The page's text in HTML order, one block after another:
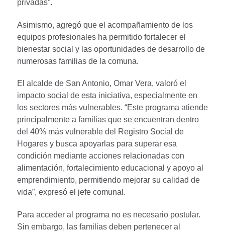
privadas”.
Asimismo, agregó que el acompañamiento de los
equipos profesionales ha permitido fortalecer el
bienestar social y las oportunidades de desarrollo de
numerosas familias de la comuna.
El alcalde de San Antonio, Omar Vera, valoró el
impacto social de esta iniciativa, especialmente en
los sectores más vulnerables. “Este programa atiende
principalmente a familias que se encuentran dentro
del 40% más vulnerable del Registro Social de
Hogares y busca apoyarlas para superar esa
condición mediante acciones relacionadas con
alimentación, fortalecimiento educacional y apoyo al
emprendimiento, permitiendo mejorar su calidad de
vida”, expresó el jefe comunal.
Para acceder al programa no es necesario postular.
Sin embargo, las familias deben pertenecer al